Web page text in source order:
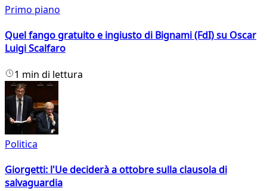
Primo piano
Quel fango gratuito e ingiusto di Bignami (FdI) su Oscar
Luigi Scalfaro
1 min di lettura
Politica
Giorgetti: l'Ue deciderà a ottobre sulla clausola di
salvaguardia